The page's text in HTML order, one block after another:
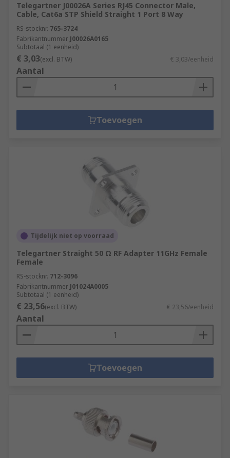
Telegartner J00026A Series RJ45 Connector Male,
Cable, Cat6a STP Shield Straight 1 Port 8 Way
RS-stocknr. 765-3724
Fabrikantnummer J00026A0165
Subtotaal (1 eenheid)
€ 3,03(excl. BTW) € 3,03/eenheid
Aantal
Toevoegen
Tijdelijk niet op voorraad
Telegartner Straight 50 Ω RF Adapter 11GHz Female
Female
RS-stocknr. 712-3096
Fabrikantnummer J01024A0005
Subtotaal (1 eenheid)
€ 23,56(excl. BTW) € 23,56/eenheid
Aantal
Toevoegen